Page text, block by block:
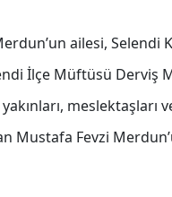
ailesi, Selendi
İlçe Müftüsü Derviş
meslektaşları
Mustafa Fevzi